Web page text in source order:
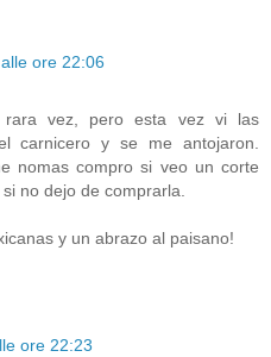
ore 22:06
rara vez, pero esta vez vi las
carnicero y se me antojaron.
nomas compro si veo un corte
no dejo de comprarla.
y un abrazo al paisano!
ore 22:23